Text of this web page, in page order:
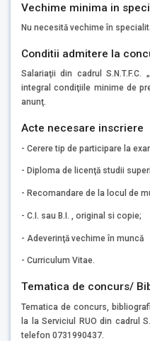
Vechime minima in
Nu necesită vechime în
Conditii admitere la
Salariaţii din cadrul S.N.T.F.C.
integral condiţiile minime de
anunţ.
Acte necesare inscriere
- Cerere tip de participare la
- Diploma de licenţă studii
- Recomandare de la locul de
- C.I. sau B.I. , original si copie;
- Adeverinţă vechime în muncă
- Curriculum Vitae.
Tematica de concurs/
Tematica de concurs,
la la Serviciul RUO din cadrul
telefon 0731990437.